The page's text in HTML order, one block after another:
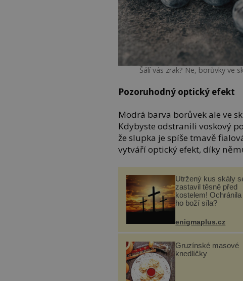
Šálí vás zrak? Ne, borůvky ve
Pozoruhodný optický efekt
Modrá barva borůvek ale ve
Kdybyste odstranili voskový
že slupka je spíše tmavě
vytváří optický efekt, díky
Utržený kus skály
zastavil těsně před
kostelem! Ochránila
ho boží síla?
enigmaplus.cz
Gruzínské masové
knedlíčky